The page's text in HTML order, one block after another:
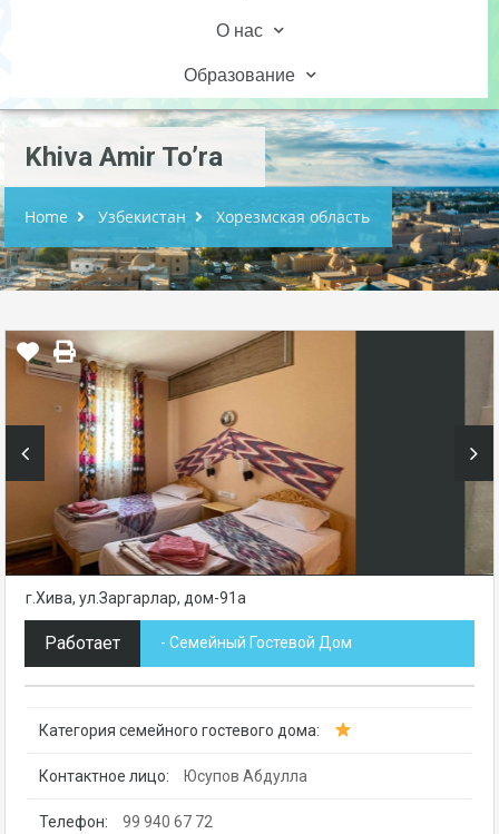
О нас
Образование
Khiva Amir To’ra
Home Узбекистан Хорезмская область
г.Хива, ул.Заргарлар, дом-91а
Работает - Семейный Гостевой Дом
Категория семейного гостевого дома:
Контактное лицо: Юсупов Абдулла
Телефон: 99 940 67 72